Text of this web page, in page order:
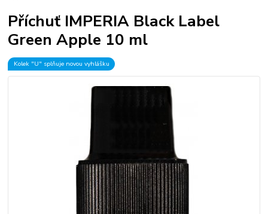
Příchuť IMPERIA Black Label
Green Apple 10 ml
Kolek "U" splňuje novou vyhlášku